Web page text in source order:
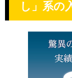
し」系の